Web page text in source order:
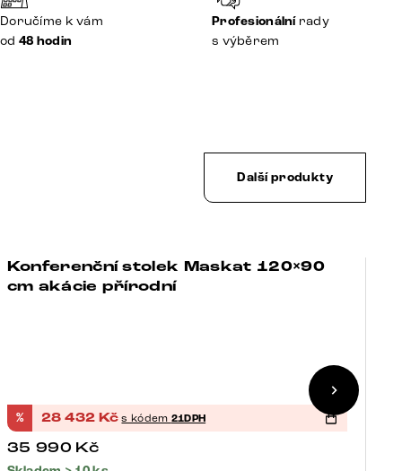
Doručíme k vám
od 48 hodin
Profesionálnírady
s výběrem
Další produkty
Konferenční stolek Maskat 120×90
cm akácie přírodní
% 28 432 Kč s kódem 21DPH
35 990 Kč